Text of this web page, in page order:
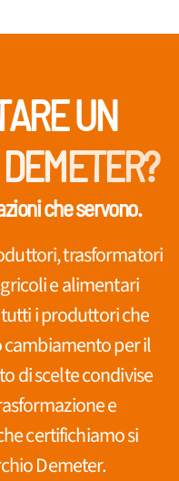
che servono.
trasformatori
e alimentari
i produttori che
cambiamento per il
di scelte condivise
e
certifichiamo si
Demeter.